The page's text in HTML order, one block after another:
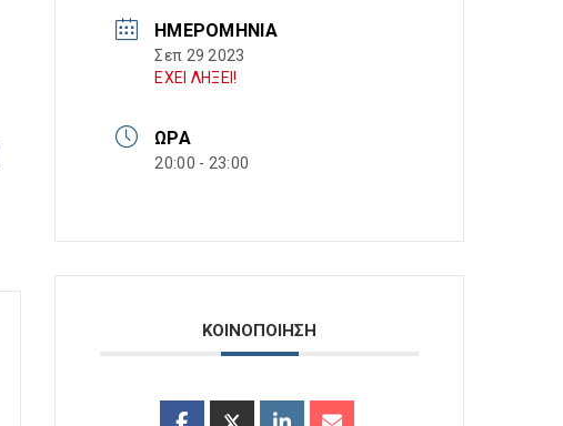
ΗΜΕΡΟΜΗΝΊΑ
Σεπ 29 2023
ΕΧΕΙ ΛΗΞΕΙ!
ΏΡΑ
20:00 - 23:00
ΚΟΙΝΟΠΟΙΗΣΗ